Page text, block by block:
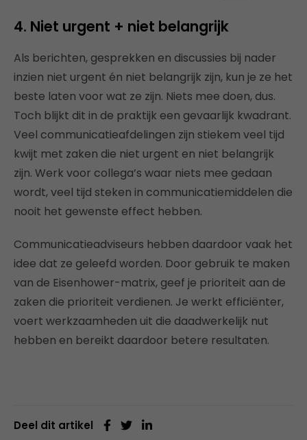
4. Niet urgent + niet belangrijk
Als berichten, gesprekken en discussies bij nader
inzien niet urgent én niet belangrijk zijn, kun je ze het
beste laten voor wat ze zijn. Niets mee doen, dus.
Toch blijkt dit in de praktijk een gevaarlijk kwadrant.
Veel communicatieafdelingen zijn stiekem veel tijd
kwijt met zaken die niet urgent en niet belangrijk
zijn. Werk voor collega’s waar niets mee gedaan
wordt, veel tijd steken in communicatiemiddelen die
nooit het gewenste effect hebben.
Communicatieadviseurs hebben daardoor vaak het
idee dat ze geleefd worden. Door gebruik te maken
van de Eisenhower-matrix, geef je prioriteit aan de
zaken die prioriteit verdienen. Je werkt efficiënter,
voert werkzaamheden uit die daadwerkelijk nut
hebben en bereikt daardoor betere resultaten.
Deel dit artikel